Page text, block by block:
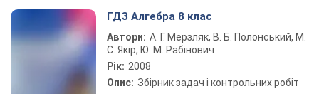
ГДЗ Алгебра 8 клас
Автори: А. Г. Мерзляк, В. Б. Полонський, М.
С. Якір, Ю. М. Рабінович
Рік: 2008
Опис: Збірник задач і контрольних робіт